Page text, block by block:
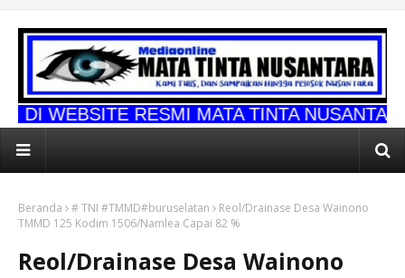
RESMI MATA TINTA NUSANTARA
Beranda # TNI #TMMD#buruselatan
Reol/Drainase Desa Wainono
TMMD 125 Kodim 1506/Namlea Capai 82 %
Reol/Drainase Desa Wainono